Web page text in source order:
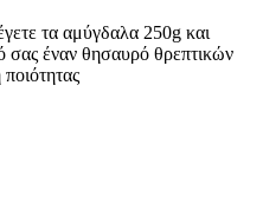
τα αμύγδαλα 250g και
σας έναν θησαυρό θρεπτικών